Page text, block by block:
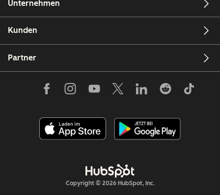
Unternehmen
Kunden
Partner
Copyright © 2026 HubSpot, Inc.